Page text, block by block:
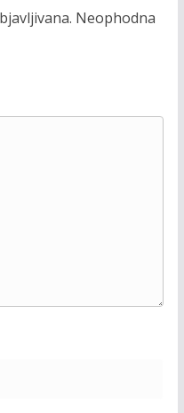
Neophodna